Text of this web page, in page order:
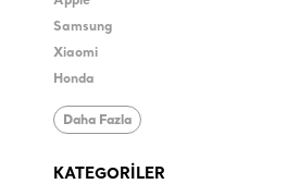
Samsung
Xiaomi
Honda
Daha Fazla
KATEGORİLER